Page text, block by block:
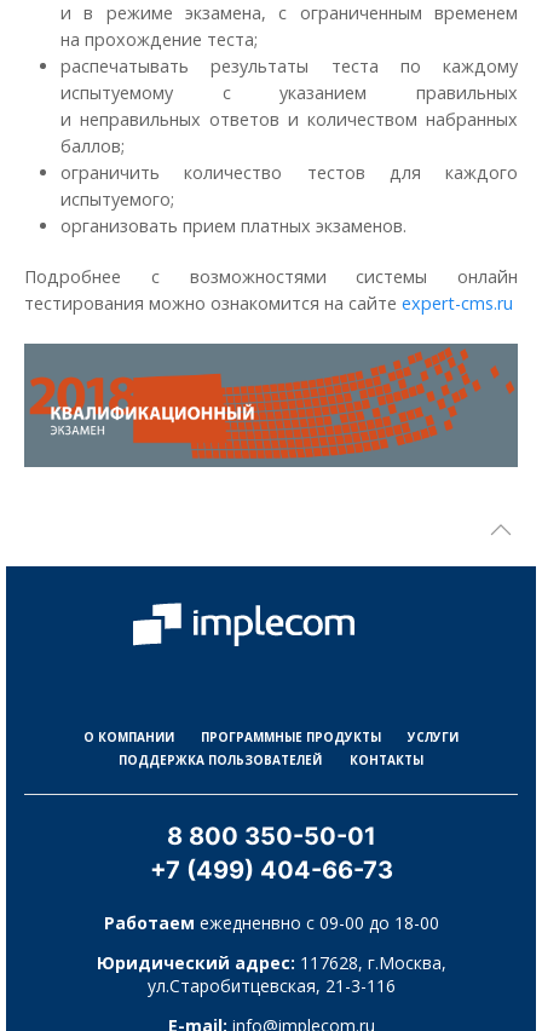
и в режиме экзамена, с ограниченным временем
на прохождение теста;
распечатывать результаты теста по каждому
испытуемому с указанием правильных
и неправильных ответов и количеством набранных
баллов;
ограничить количество тестов для каждого
испытуемого;
организовать прием платных экзаменов.
Подробнее с возможностями системы онлайн
тестирования можно ознакомится на сайте expert-cms.ru
О КОМПАНИИ ПРОГРАММНЫЕ ПРОДУКТЫ
УСЛУГИ
ПОДДЕРЖКА ПОЛЬЗОВАТЕЛЕЙ
КОНТАКТЫ
8 800 350-50-01
+7 (499) 404-66-73
Работаем ежедненвно с 09-00 до 18-00
Юридический адрес: 117628, г.Москва,
ул.Старобитцевская, 21-3-116
E-mail: info@implecom.ru